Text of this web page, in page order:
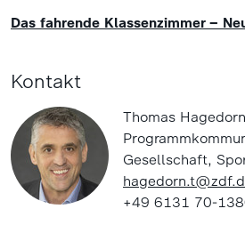
Das fahrende Klassenzimmer –
Kontakt
Thomas Hagedorn
Gesellschaft,
+49 6131 70-